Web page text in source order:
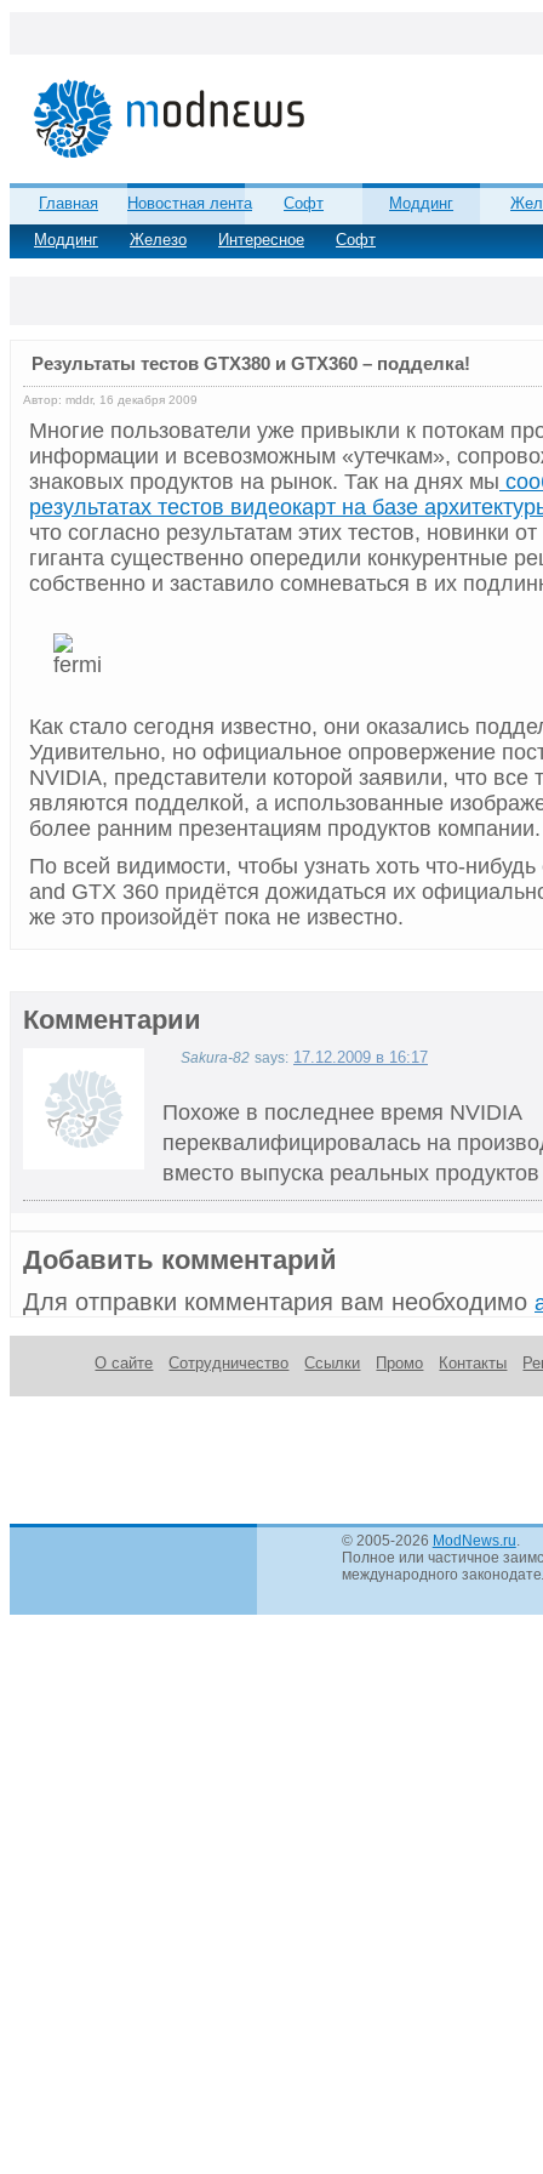
Главная
Новостная лента
Моддинг
Железо Интересное Софт
Софт Моддинг
Результаты тестов GTX380 и GTX360 – подделка!
Автор: mddr, 16 декабря 2009
Многие пользователи уже привыкли к потокам
информации и всевозможным «утечкам»,
знаковых продуктов на рынок. Так на днях мы
результатах тестов видеокарт на базе
что согласно результатам этих тестов, новинки
гиганта существенно опередили конкурентные
собственно и заставило сомневаться в их
Как стало сегодня известно, они оказались
Удивительно, но официальное опровержение
NVIDIA, представители которой заявили, что все
являются подделкой, а использованные
более ранним презентациям продуктов компании.
По всей видимости, чтобы узнать хоть что-
and GTX 360 придётся дожидаться их
же это произойдёт пока не известно.
Комментарии
Sakura-82 says: 17.12.2009 в 16:17
Похоже в последнее время NVIDIA
переквалифицировалась на
вместо выпуска реальных продуктов
Добавить комментарий
Для отправки комментария вам необходимо
О сайте Сотрудничество Ссылки Промо Контакты
© 2005-2026 ModNews.ru
Полное или частичное
международного